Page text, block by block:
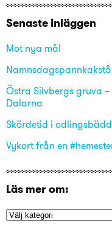
Senaste inläggen
Mot nya mål
Östra Silvbergs gruva
Dalarna
Skördetid i
Vykort från en
Läs mer om: